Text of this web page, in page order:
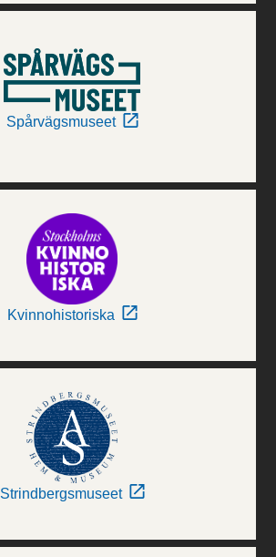
Spårvägsmuseet
Kvinnohistoriska
Strindbergsmuseet